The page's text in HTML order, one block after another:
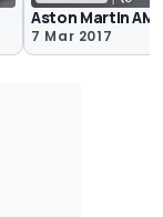
Aston Martin
7 Mar 2017